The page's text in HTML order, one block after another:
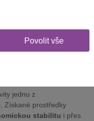
poškození
a financovaly
jednu z
Získané prostředky
stabilitu i přes
Povolit vše